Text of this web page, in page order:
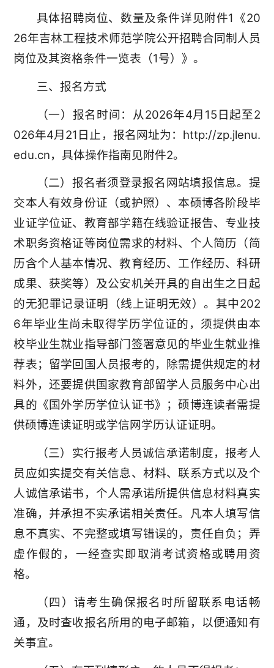
具体招聘岗位、数量及条件详见附件1《20
26年吉林工程技术师范学院公开招聘合同制人员
岗位及其资格条件一览表（1号）》。
三、报名方式
（一）报名时间：从2026年4月15日起至2
026年4月21日止，报名网址为：http://zp.jlenu.
edu.cn，具体操作指南见附件2。
（二）报名者须登录报名网站填报信息。提
交本人有效身份证（或护照）、本硕博各阶段毕
业证学位证、教育部学籍在线验证报告、专业技
术职务资格证等岗位需求的材料、个人简历（简
历含个人基本情况、教育经历、工作经历、科研
成果、获奖等）及公安机关开具的自出生之日起
的无犯罪记录证明（线上证明无效）。其中202
6年毕业生尚未取得学历学位证的，须提供由本
校毕业生就业指导部门签署意见的毕业生就业推
荐表；留学回国人员报考的，除需提供规定的材
料外，还要提供国家教育部留学人员服务中心出
具的《国外学历学位认证书》；硕博连读者需提
供硕博连读证明或学信网学历认证证明。
（三）实行报考人员诚信承诺制度，报考人
员应如实提交有关信息、材料、联系方式以及个
人诚信承诺书，个人需承诺所提供信息材料真实
准确，并承担不实承诺相关责任。凡本人填写信
息不真实、不完整或填写错误的，责任自负；弄
虚作假的，一经查实即取消考试资格或聘用资
格。
（四）请考生确保报名时所留联系电话畅
通，及时查收报名所用的电子邮箱，以便通知有
关事宜。